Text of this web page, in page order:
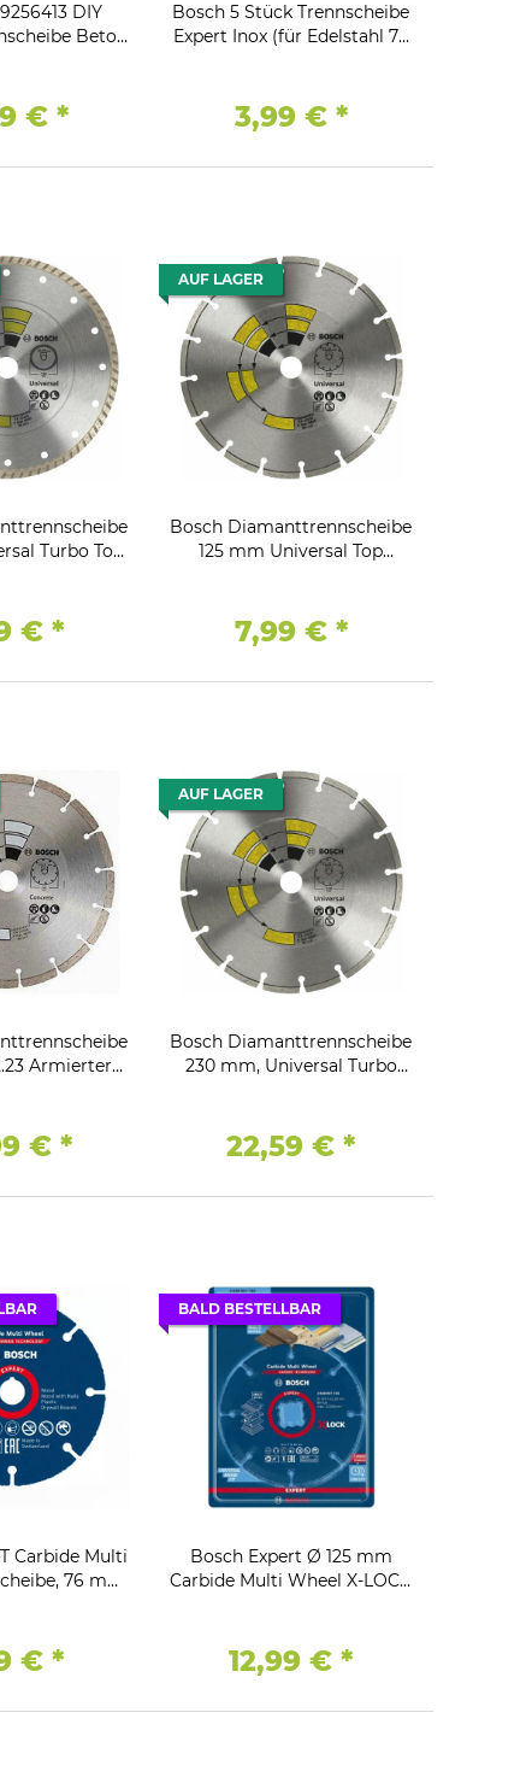
DIY
Beton
€ *
Bosch 5 Stück Trennscheibe
Expert Inox (für Edelstahl 76
3,99 € *
Turbo Top
€*
AUF LAGER
Bosch Diamanttrennscheibe
125 mm Universal Top
7,99 € *
Armierter
€*
AUF LAGER
Bosch Diamanttrennscheibe
230 mm, Universal Turbo
22,59 €*
Carbide Multi
76 mm,
€*
BALD BESTELLBAR
Bosch Expert Ø 125 mm
Carbide Multi Wheel X-LOCK
12,99 €*